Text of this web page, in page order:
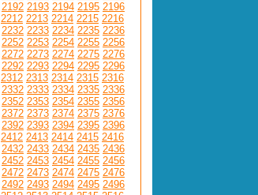
2192 2193 2194 2195 2196
2212 2213 2214 2215 2216
2232 2233 2234 2235 2236
2252 2253 2254 2255 2256
2272 2273 2274 2275 2276
2292 2293 2294 2295 2296
2312 2313 2314 2315 2316
2332 2333 2334 2335 2336
2352 2353 2354 2355 2356
2372 2373 2374 2375 2376
2392 2393 2394 2395 2396
2412 2413 2414 2415 2416
2432 2433 2434 2435 2436
2452 2453 2454 2455 2456
2472 2473 2474 2475 2476
2492 2493 2494 2495 2496